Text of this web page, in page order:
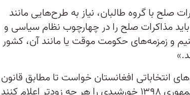
صلح با گروه طالبان، نیاز به طرح‌هایی مانند
مذاکرات صلح را در چهارچوب نظام سیاسی و
و زمزمه‌های حکومت موقت یا مانند آن، کشور
انتخاباتی افغانستان خواست تا مطابق قانون